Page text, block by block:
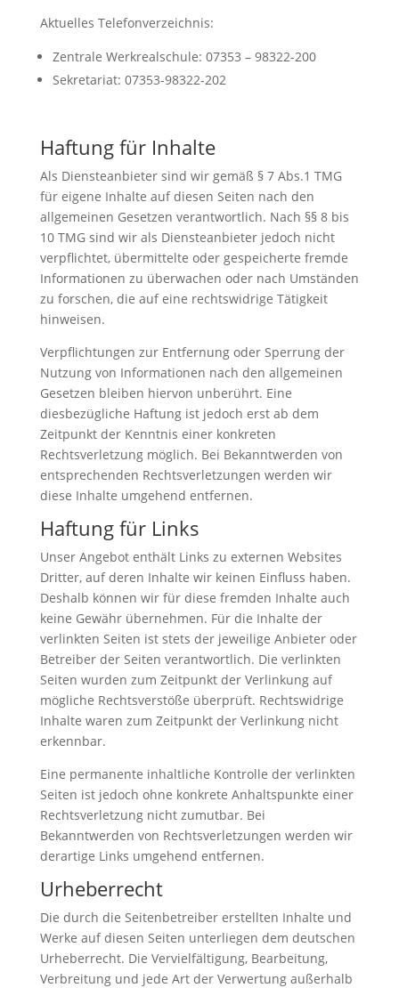
Aktuelles Telefonverzeichnis:
Zentrale Werkrealschule: 07353 – 98322-200
Sekretariat: 07353-98322-202
Haftung für Inhalte
Als Diensteanbieter sind wir gemäß § 7 Abs.1 TMG
für eigene Inhalte auf diesen Seiten nach den
allgemeinen Gesetzen verantwortlich. Nach §§ 8 bis
10 TMG sind wir als Diensteanbieter jedoch nicht
verpflichtet, übermittelte oder gespeicherte fremde
Informationen zu überwachen oder nach Umständen
zu forschen, die auf eine rechtswidrige Tätigkeit
hinweisen.
Verpflichtungen zur Entfernung oder Sperrung der
Nutzung von Informationen nach den allgemeinen
Gesetzen bleiben hiervon unberührt. Eine
diesbezügliche Haftung ist jedoch erst ab dem
Zeitpunkt der Kenntnis einer konkreten
Rechtsverletzung möglich. Bei Bekanntwerden von
entsprechenden Rechtsverletzungen werden wir
diese Inhalte umgehend entfernen.
Haftung für Links
Unser Angebot enthält Links zu externen Websites
Dritter, auf deren Inhalte wir keinen Einfluss haben.
Deshalb können wir für diese fremden Inhalte auch
keine Gewähr übernehmen. Für die Inhalte der
verlinkten Seiten ist stets der jeweilige Anbieter oder
Betreiber der Seiten verantwortlich. Die verlinkten
Seiten wurden zum Zeitpunkt der Verlinkung auf
mögliche Rechtsverstöße überprüft. Rechtswidrige
Inhalte waren zum Zeitpunkt der Verlinkung nicht
erkennbar.
Eine permanente inhaltliche Kontrolle der verlinkten
Seiten ist jedoch ohne konkrete Anhaltspunkte einer
Rechtsverletzung nicht zumutbar. Bei
Bekanntwerden von Rechtsverletzungen werden wir
derartige Links umgehend entfernen.
Urheberrecht
Die durch die Seitenbetreiber erstellten Inhalte und
Werke auf diesen Seiten unterliegen dem deutschen
Urheberrecht. Die Vervielfältigung, Bearbeitung,
Verbreitung und jede Art der Verwertung außerhalb